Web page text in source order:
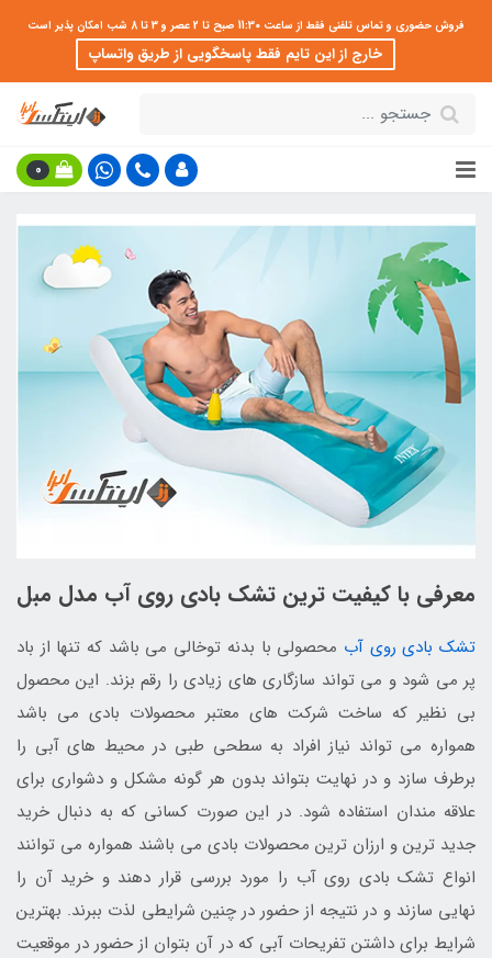
فروش حضوری و تماس تلفنی فقط از ساعت 11:30 صبح تا 2 عصر و 3 تا 8 شب امکان پذیر است
خارج از این تایم فقط پاسخگویی از طریق واتساپ
0
معرفی با کیفیت ترین تشک بادی روی آب مدل مبل
تشک بادی روی آب محصولی با بدنه توخالی می باشد که تنها از باد
پر می شود و می تواند سازگاری های زیادی را رقم بزند. این محصول
بی نظیر که ساخت شرکت های معتبر محصولات بادی می باشد
همواره می تواند نیاز افراد به سطحی طبی در محیط های آبی را
برطرف سازد و در نهایت بتواند بدون هر گونه مشکل و دشواری برای
علاقه مندان استفاده شود. در این صورت کسانی که به دنبال خرید
جدید ترین و ارزان ترین محصولات بادی می باشند همواره می توانند
انواع تشک بادی روی آب را مورد بررسی قرار دهند و خرید آن را
نهایی سازند و در نتیجه از حضور در چنین شرایطی لذت ببرند. بهترین
شرایط برای داشتن تفریحات آبی که در آن بتوان از حضور در موقعیت